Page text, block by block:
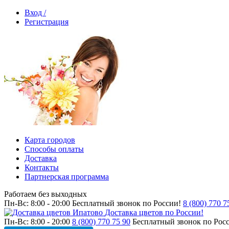
Вход /
Регистрация
Карта городов
Способы оплаты
Доставка
Контакты
Партнерская программа
Работаем без выходных
Пн-Вс: 8:00 - 20:00 Бесплатный звонок по России! 8 (800) 770
Доставка цветов по России!
Пн-Вс: 8:00 - 20:00 8 (800) 770 75 90 Бесплатный звонок по